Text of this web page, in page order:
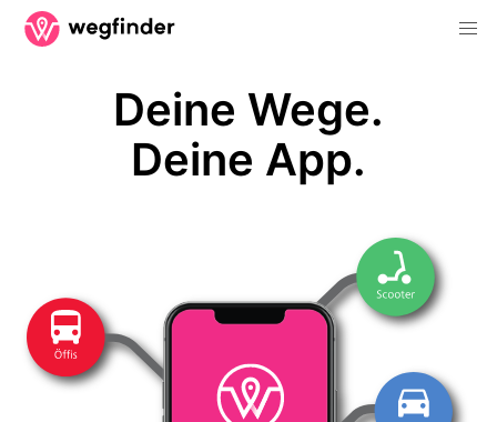
Deine Wege.
Deine App.